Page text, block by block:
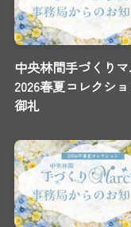
中央林間手づくり
2026春夏コレクシ
御礼